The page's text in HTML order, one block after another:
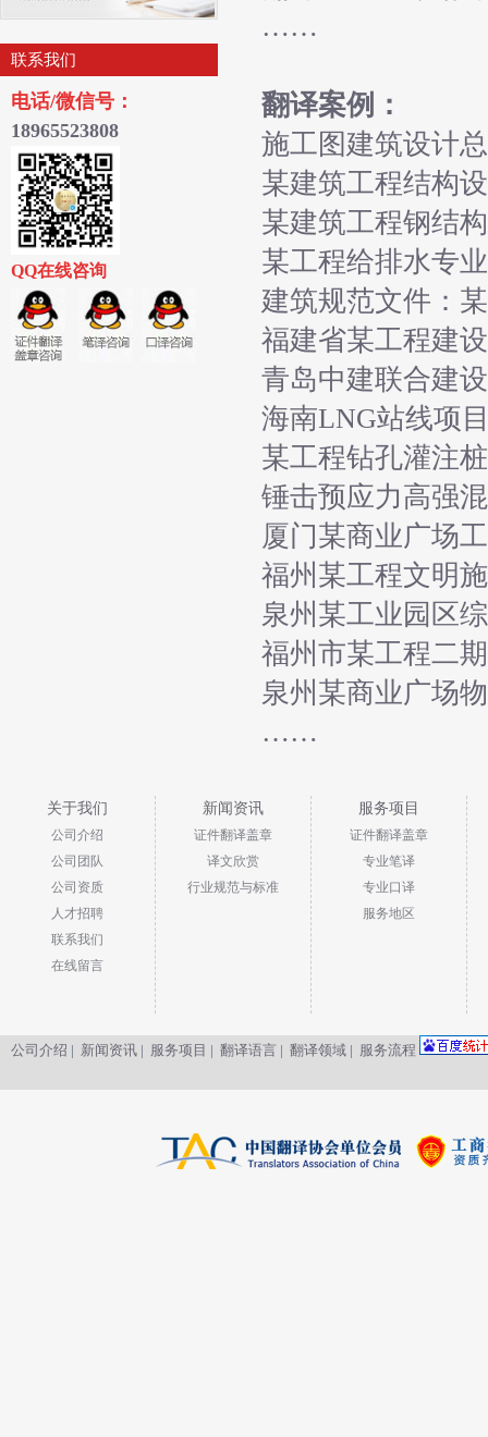
联系我们
电话/微信号：
18965523808
QQ在线咨询
……
翻译案例：
施工图建筑设计
某建筑工程结构
某建筑工程钢结
某工程给排水专
建筑规范文件：
福建省某工程建
青岛中建联合建
海南LNG站线项
某工程钻孔灌注
锤击预应力高强
厦门某商业广场
福州某工程文明
泉州某工业园区
福州市某工程二
泉州某商业广场
……
关于我们
公司介绍
公司团队
公司资质
人才招聘
联系我们
在线留言
新闻资讯
证件翻译盖章
译文欣赏
行业规范与标准
服务项目
证件翻译盖章
专业笔译
专业口译
服务地区
公司介绍 | 新闻资讯 | 服务项目 | 翻译语言 | 翻译领域 | 服务流程